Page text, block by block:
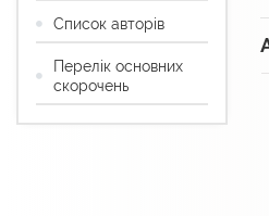
Список авторів
Перелік основних
скорочень